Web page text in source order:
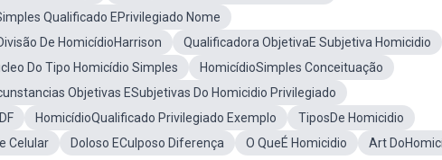
Qualificado EPrivilegiado Nome
De HomicídioHarrison
Qualificadora ObjetivaE Subjetiva Homicidio
Do Tipo Homicídio Simples
HomicídioSimples Conceituação
Objetivas ESubjetivas Do Homicidio Privilegiado
HomicídioQualificado Privilegiado Exemplo
TiposDe Homicidio
Celular Doloso ECulposo Diferença O QueÉ Homicidio
Art